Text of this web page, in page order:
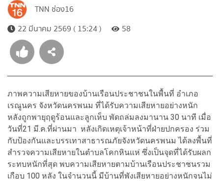
TNN ช่อง16
22 มีนาคม 2569 ( 15:24 )
58
ภาพความเสียหายของบ้านเรือนประชาชนในพื้นที่ อำเภอ
เรณูนคร จังหวัดนครพนม ที่ได้รับความเสียหายอย่างหนัก
หลังถูกพายุฤดูร้อนและลูกเห็บ พัดถล่มลงมานาน 30 นาที เมื่อ
วันที่21 มี.ค.ที่ผ่านมา หลังเกิดเหตุเจ้าหน้าที่ฝ่ายปกครอง ร่วม
กับป้องกันและบรรเทาสาธารณภัยจังหวัดนครพนม ได้ลงพื้นที่
สำรวจความเสียหายในตำบลโคกหินแห่ ซึ่งเป็นจุดที่ได้รับผลก
ระทบหนักที่สุด พบความเสียหายตามบ้านเรือนประชาชนรวม
เกือบ 100 หลัง ในจำนวนนี้ มีบ้านที่พังเสียหายอย่างหนักจนไม่